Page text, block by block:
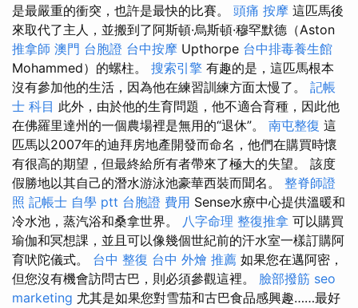
是最嚴重的衝突，也許是最快的比賽。 頭痛 按摩 這匹馬後
來取代了主人，並搬到了阿斯頓·烏斯頓·穆罕默德（Aston
推拿師 澳門 台胞證 台中按摩 Upthorpe 台中排毒養生館
Mohammed）的螺柱。 搜索引擎 有趣的是，這匹馬根本
沒有參加他的生活，因為他在練習訓練方面太慢了。 記帳
士 科目 此外，由於他的生育問題，他不適合育種，因此他
在佛羅里達州的一個農場裡是無用的“退休”。 南屯整復 這
匹馬以2007年的迪拜房地產開發而命名，他們在購買時懷
有很高的期望，但最終給所有者帶來了極大的失望。 該度
假勝地以其自己的潛水游泳池豪華西裝而聞名。 整脊師證
照 記帳士 自學 ptt 台胞證 費用 Sense水療中心提供溫暖和
冷水池，蒸汽浴和桑拿世界。 八字命理 整復推拿 可以購買
瑜伽和冥想課，並且可以像幾個世紀前的汗水室一樣訂購阿
育吠陀儀式。 台中 整復 台中 外燴 推薦 如果您在邁阿密，
但您沒有機會訪問古巴，則必須參觀這裡。 臉部撥筋 seo
marketing 尤其是如果您對雪茄和古巴食品感興趣……最好